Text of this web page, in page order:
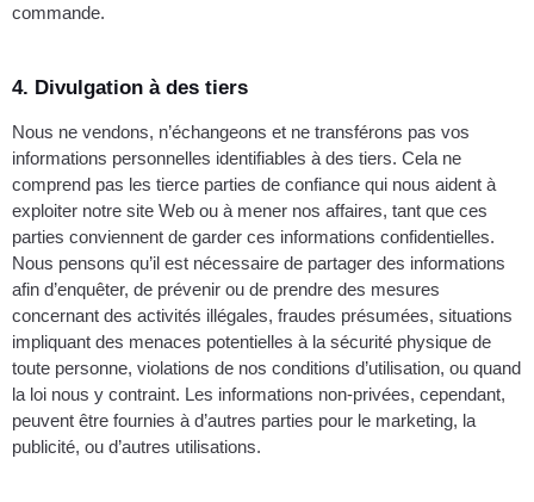
commande.
4. Divulgation à des tiers
Nous ne vendons, n’échangeons et ne transférons pas vos
informations personnelles identifiables à des tiers. Cela ne
comprend pas les tierce parties de confiance qui nous aident à
exploiter notre site Web ou à mener nos affaires, tant que ces
parties conviennent de garder ces informations confidentielles.
Nous pensons qu’il est nécessaire de partager des informations
afin d’enquêter, de prévenir ou de prendre des mesures
concernant des activités illégales, fraudes présumées, situations
impliquant des menaces potentielles à la sécurité physique de
toute personne, violations de nos conditions d’utilisation, ou quand
la loi nous y contraint. Les informations non-privées, cependant,
peuvent être fournies à d’autres parties pour le marketing, la
publicité, ou d’autres utilisations.